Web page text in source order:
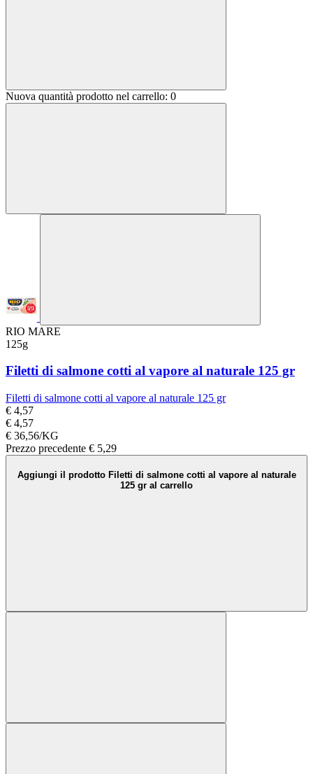
Nuova quantità prodotto nel carrello: 0
RIO MARE
125g
Filetti di salmone cotti al vapore al naturale 125 gr
Filetti di salmone cotti al vapore al naturale 125 gr
€ 4,57
€ 4,57
€ 36,56/KG
Prezzo precedente € 5,29
Aggiungi il prodotto Filetti di salmone cotti al vapore al naturale
125 gr al carrello